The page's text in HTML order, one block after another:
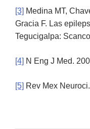
[3] Medina MT,
Gracia F. Las
Tegucigalpa:
[4] N Eng J Med.
[5] Rev Mex